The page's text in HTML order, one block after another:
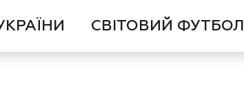
СВІТОВИЙ ФУТБОЛ